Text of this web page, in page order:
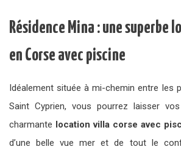
Résidence Mina : une superbe
en Corse avec piscine
Idéalement située à mi-chemin entre les
Saint Cyprien, vous pourrez laisser
charmante
location villa corse avec
d’une belle vue mer et de tout le